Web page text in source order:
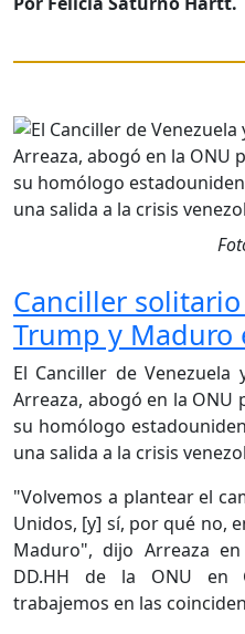
Canciller
Trump y Maduro
El Canciller de
Arreaza, abogó en la
su homólogo
una salida a la crisis
"Volvemos a plantear el
Unidos, [y] sí, por qué no,
Maduro", dijo Arreaza
DD.HH de la ONU en
trabajemos en las